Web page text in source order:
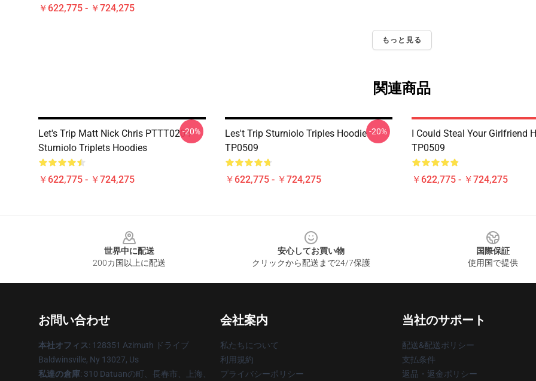
￥622,775 - ￥724,275
もっと見る
関連商品
Let's Trip Matt Nick Chris PTTT0204
Sturniolo Triplets Hoodies
￥622,775 - ￥724,275
-20%
Les't Trip Sturniolo Triples Hoodie
TP0509
￥622,775 - ￥724,275
-20%
I Could Steal Your Girlfriend
TP0509
￥622,775 - ￥724,275
世界中に配送
200カ国以上に配送
安心してお買い物
クリックから配送まで24/7保護
国際保証
使用国で提供
お問い合わせ
本社オフィス: 128351 Azimuth ドライブ
Baldwinsville, Ny 13027, Us
私達の倉庫: 310 Datuanの町、長春市、上海、
会社案内
私たちについて
利用規約
プライバシーポリシー
当社のサポート
配送&配送ポリシー
支払条件
返品・返金ポリシー